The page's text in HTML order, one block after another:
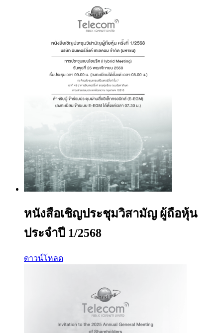
หนังสือเชิญประชุมวิสามัญ ผู้ถือหุ้น
ประจำปี 1/2568
ดาวน์โหลด